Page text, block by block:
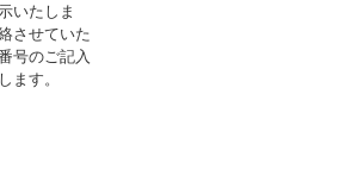
いたしま
させていた
号のご記入
ます。